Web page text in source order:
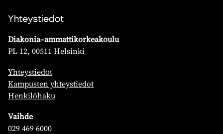
Yhteystiedot
Diakonia–ammattikorkeakoulu
PL 12, 00511 Helsinki
Yhteystiedot
Kampusten yhteystiedot
Henkilöhaku
Vaihde
029 469 6000